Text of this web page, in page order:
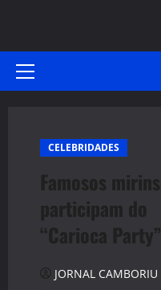
Primary
CELEBRIDADES
Famosos mirins
participam do
“Carioca Party”
JORNAL CAMBORIU